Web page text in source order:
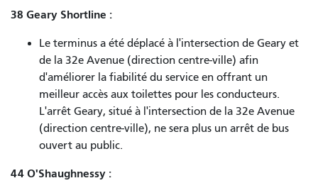
38 Geary Shortline :
Le terminus a été déplacé à l'intersection de Geary et
de la 32e Avenue (direction centre-ville) afin
d'améliorer la fiabilité du service en offrant un
meilleur accès aux toilettes pour les conducteurs.
L'arrêt Geary, situé à l'intersection de la 32e Avenue
(direction centre-ville), ne sera plus un arrêt de bus
ouvert au public.
44 O'Shaughnessy :